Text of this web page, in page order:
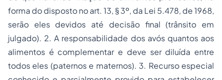
forma do disposto no art. 13, § 3º, da Lei 5.478, de 1968,
serão eles devidos até decisão final (trânsito em
julgado). 2. A responsabilidade dos avós quantos aos
alimentos é complementar e deve ser diluída entre
todos eles (paternos e maternos). 3. Recurso especial
conhecido e parcialmente provido para estabelecer